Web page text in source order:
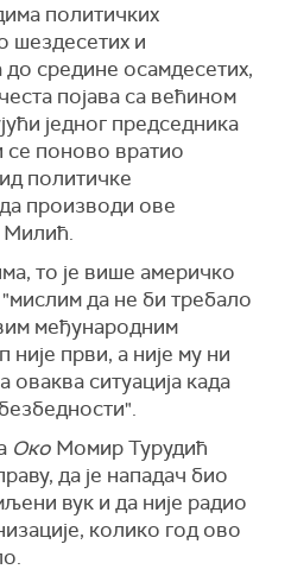
политичких
шездесетих и
до средине осамдесетих,
појава са већином
једног председника
се поново вратио
политичке
производи ове
Милић.
то је више америчко
да не би требало
међународним
није први, а није му ни
оваква ситуација када
Око Момир Турудић
да је нападач био
вук и да није радио
колико год ово